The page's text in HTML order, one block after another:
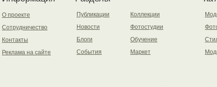
О проекте
Сотрудничество
Контакты
Реклама на сайте
Публикации
Новости
Блоги
События
Коллекции
Фотостудии
Обучение
Маркет